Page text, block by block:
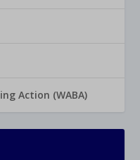
Action (WABA)